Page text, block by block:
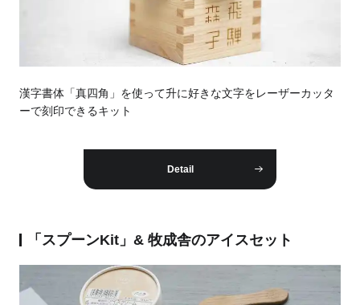
漢字書体「真四角」を使って升に好きな文字をレーザーカッタ
ーで刻印できるキット
Detail
「スプーンKit」& 牧成舎のアイスセット